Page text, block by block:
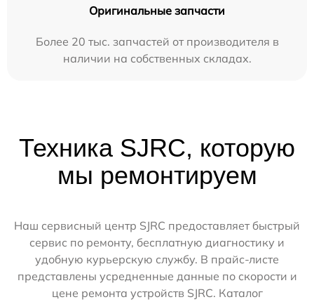
Оригинальные запчасти
Более 20 тыс. запчастей от производителя в
наличии на собственных складах.
Техника SJRC, которую
мы ремонтируем
Наш сервисный центр SJRC предоставляет быстрый
сервис по ремонту, бесплатную диагностику и
удобную курьерскую службу. В прайс-листе
представлены усредненные данные по скорости и
цене ремонта устройств SJRC. Каталог